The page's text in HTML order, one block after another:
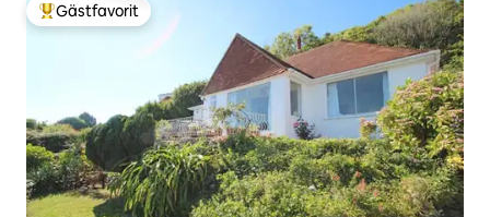
Populär gästfavorit
Gästfavorit